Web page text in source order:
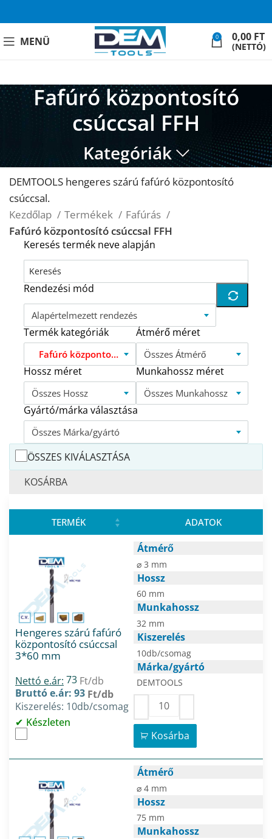
MENÜ 0 0,00 FT
(NETTÓ)
Fafúró központosító
csúccsal FFH
Kategóriák
DEMTOOLS hengeres szárú fafúró központosító
csúccsal.
Kezdőlap
Termékek
Fafúrás
Fafúró központosító csúccsal FFH
Keresés termék neve alapján
Rendezési mód
Alapértelmezett rendezés
Termék kategóriák
Fafúró központosító csúccsal FFH
Átmérő méret
Összes Átmérő
Hossz méret
Összes Hossz
Munkahossz méret
Összes Munkahossz
Gyártó/márka választása
Összes Márka/gyártó
ÖSSZES KIVÁLASZTÁSA
KOSÁRBA
TERMÉK ADATOK
Hengeres szárú fafúró
központosító csúccsal
3*60 mm
Nettó e.ár: 73 Ft/db
Bruttó e.ár: 93 Ft/db
Kiszerelés: 10db/csomag
Készleten
Átmérő
⌀ 3 mm
Hossz
60 mm
Munkahossz
32 mm
Kiszerelés
10db/csomag
Márka/gyártó
DEMTOOLS
Kosárba
Átmérő
⌀ 4 mm
Hossz
75 mm
Munkahossz